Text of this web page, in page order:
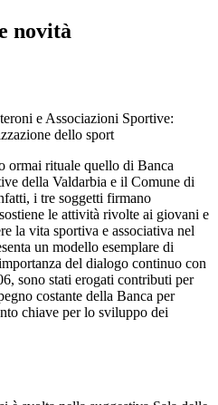
novità
e Associazioni Sportive:
dello sport
ormai rituale quello di Banca
della Valdarbia e il Comune di
i tre soggetti firmano
le attività rivolte ai giovani e
la vita sportiva e associativa nel
un modello esemplare di
del dialogo continuo con
sono stati erogati contributi per
costante della Banca per
chiave per lo sviluppo dei